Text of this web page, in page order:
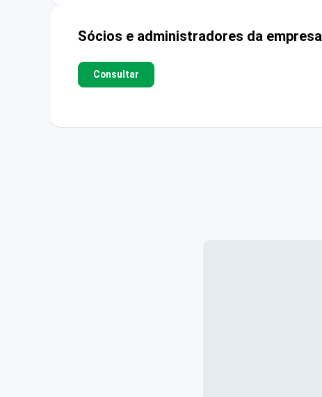
Sócios e administradores da empresa
Consultar